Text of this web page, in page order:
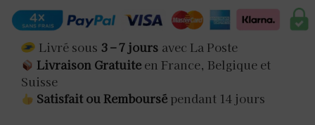
Livré sous 3 – 7 jours avec La Poste
Livraison Gratuite en France, Belgique et
Suisse
Satisfait ou Remboursé pendant 14 jours